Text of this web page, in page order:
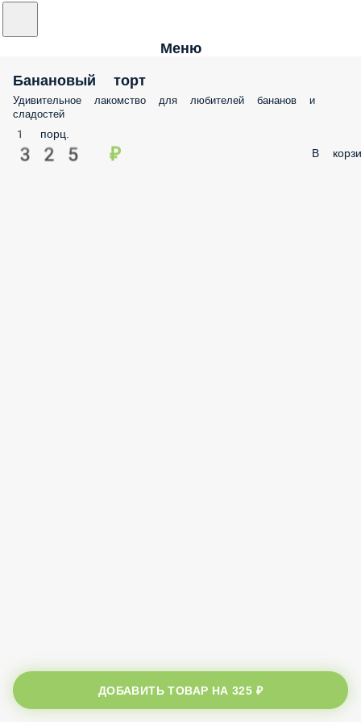
Меню
Банановый торт
Удивительное лакомство для любителей бананов и
сладостей
1 порц.
325 ₽ В
ДОБАВИТЬ ТОВАР НА325 ₽